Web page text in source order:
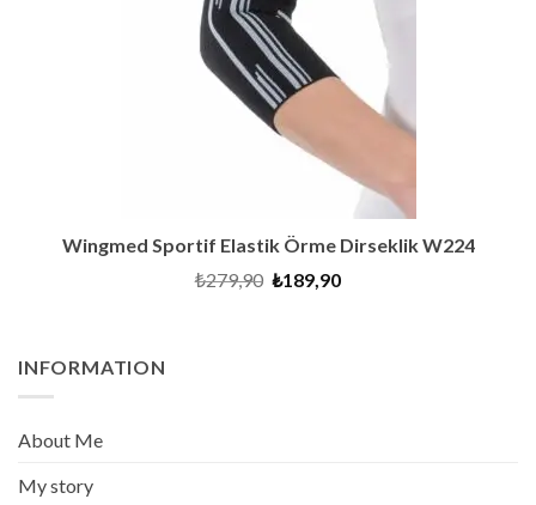
Wingmed Sportif Elastik Örme Dirseklik W224
₺279,90 Original
₺189,90Current
INFORMATION
About Me
My story